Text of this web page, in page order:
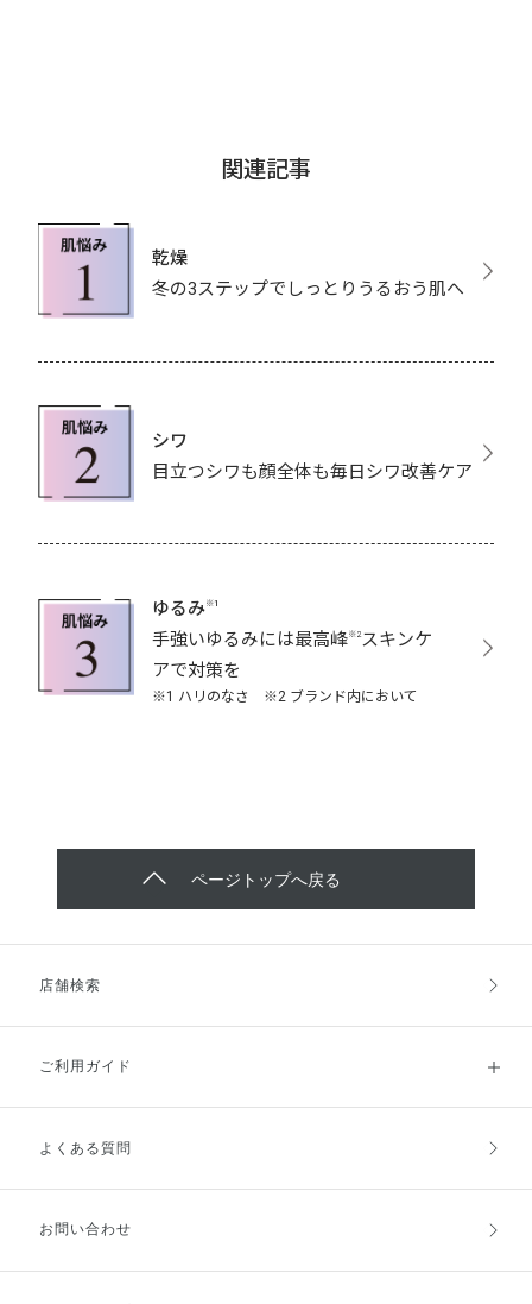
関連記事
乾燥
冬の3ステップでしっとりうるおう肌へ
シワ
目立つシワも顔全体も毎日シワ改善ケア
ゆるみ※1
手強いゆるみには最高峰※2スキンケ
アで対策を
※1 ハリのなさ ※2 ブランド内において
ページトップへ戻る
店舗検索
ご利用ガイド
ご利用ガイドトップ
お支払方法
よくある質問
お問い合わせ